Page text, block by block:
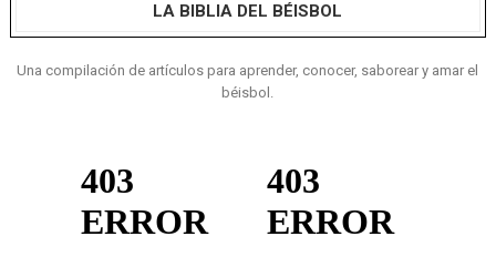
LA BIBLIA DEL BÉISBOL
Una compilación de artículos para aprender, conocer, saborear y amar el
béisbol.